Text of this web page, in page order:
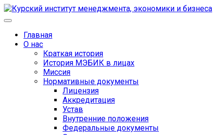
Главная
О нас
Краткая история
История МЭБИК в лицах
Миссия
Нормативные документы
Лицензия
Аккредитация
Устав
Внутренние положения
Федеральные документы